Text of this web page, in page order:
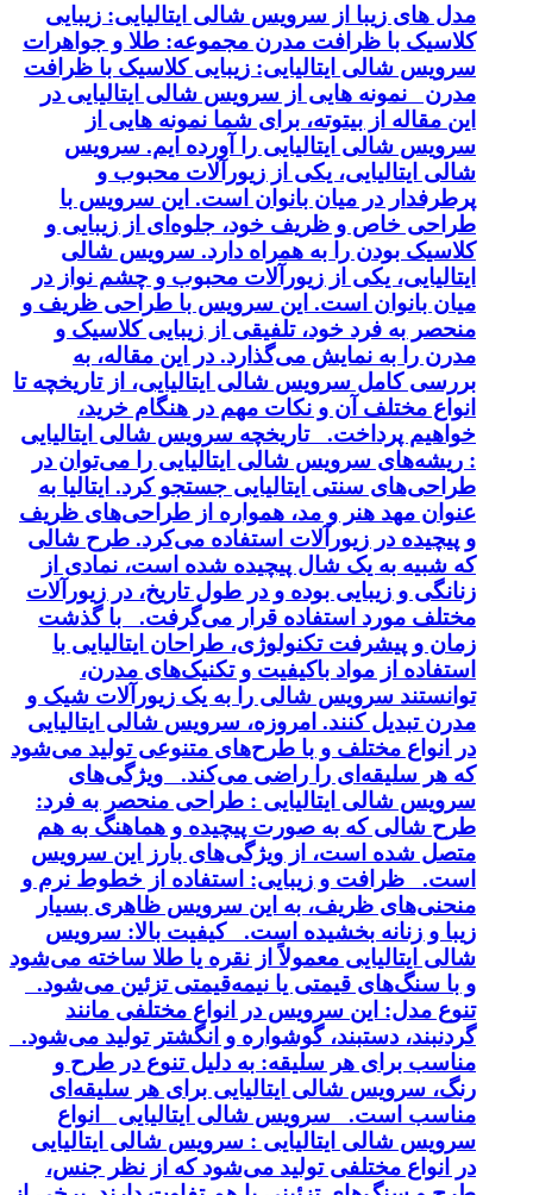
مدل های زیبا از سرویس شالی ایتالیایی: زیبایی
کلاسیک با ظرافت مدرن مجموعه: طلا و جواهرات
سرویس شالی ایتالیایی: زیبایی کلاسیک با ظرافت
مدرن نمونه هایی از سرویس شالی ایتالیایی در
این مقاله از بیتوته، برای شما نمونه هایی از
سرویس شالی ایتالیایی را آورده ایم. سرویس
شالی ایتالیایی، یکی از زیورآلات محبوب و
پرطرفدار در میان بانوان است. این سرویس با
طراحی خاص و ظریف خود، جلوه‌ای از زیبایی و
کلاسیک بودن را به همراه دارد. سرویس شالی
ایتالیایی، یکی از زیورآلات محبوب و چشم نواز در
میان بانوان است. این سرویس با طراحی ظریف و
منحصر به فرد خود، تلفیقی از زیبایی کلاسیک و
مدرن را به نمایش می‌گذارد. در این مقاله، به
بررسی کامل سرویس شالی ایتالیایی، از تاریخچه تا
انواع مختلف آن و نکات مهم در هنگام خرید،
خواهیم پرداخت. تاریخچه سرویس شالی ایتالیایی
: ریشه‌های سرویس شالی ایتالیایی را می‌توان در
طراحی‌های سنتی ایتالیایی جستجو کرد. ایتالیا به
عنوان مهد هنر و مد، همواره از طراحی‌های ظریف
و پیچیده در زیورآلات استفاده می‌کرد. طرح شالی
که شبیه به یک شال پیچیده شده است، نمادی از
زنانگی و زیبایی بوده و در طول تاریخ، در زیورآلات
مختلف مورد استفاده قرار می‌گرفت. با گذشت
زمان و پیشرفت تکنولوژی، طراحان ایتالیایی با
استفاده از مواد باکیفیت و تکنیک‌های مدرن،
توانستند سرویس شالی را به یک زیورآلات شیک و
مدرن تبدیل کنند. امروزه، سرویس شالی ایتالیایی
در انواع مختلف و با طرح‌های متنوعی تولید می‌شود
که هر سلیقه‌ای را راضی می‌کند. ویژگی‌های
سرویس شالی ایتالیایی : طراحی منحصر به فرد:
طرح شالی که به صورت پیچیده و هماهنگ به هم
متصل شده است، از ویژگی‌های بارز این سرویس
است. ظرافت و زیبایی: استفاده از خطوط نرم و
منحنی‌های ظریف، به این سرویس ظاهری بسیار
زیبا و زنانه بخشیده است. کیفیت بالا: سرویس
شالی ایتالیایی معمولاً از نقره یا طلا ساخته می‌شود
و با سنگ‌های قیمتی یا نیمه‌قیمتی تزئین می‌شود.
تنوع مدل: این سرویس در انواع مختلفی مانند
گردنبند، دستبند، گوشواره و انگشتر تولید می‌شود.
مناسب برای هر سلیقه: به دلیل تنوع در طرح و
رنگ، سرویس شالی ایتالیایی برای هر سلیقه‌ای
مناسب است. سرویس شالی ایتالیایی انواع
سرویس شالی ایتالیایی : سرویس شالی ایتالیایی
در انواع مختلفی تولید می‌شود که از نظر جنس،